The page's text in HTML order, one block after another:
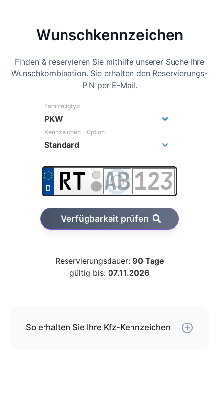
Wunsch­kennzeichen
Finden & reservieren Sie mithilfe unserer Suche Ihre
Wunschkombination. Sie erhalten den Reservierungs-
PIN per E-Mail.
Fahrzeugtyp
Kennzeichen - Option
Verfügbarkeit prüfen
Reservierungsdauer: 90 Tage
gültig bis: 07.11.2026
So erhalten Sie Ihre Kfz-Kennzeichen